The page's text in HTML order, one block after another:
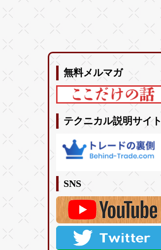
無料メルマガ
テクニカル説明サイト
SNS